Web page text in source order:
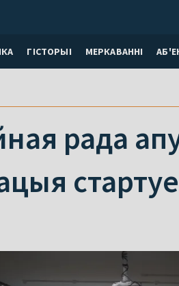
ГІСТОРЫІ МЕРКАВАННI
рада